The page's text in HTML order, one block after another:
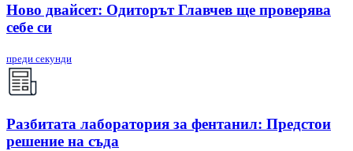
Ново двайсет: Одиторът Главчев ще проверява
себе си
преди секунди
Разбитата лаборатория за фентанил: Предстои
решение на съда